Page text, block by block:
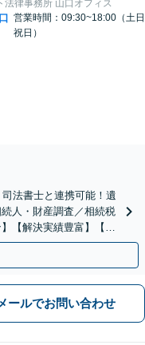
法律事務所 山口オフィス
営業時間：09:30~18:00（土日
祝日）
法書士と連携可能！遺
人・財産調査／相続税
【解決実績豊富】【電
ールでお問い合わせ